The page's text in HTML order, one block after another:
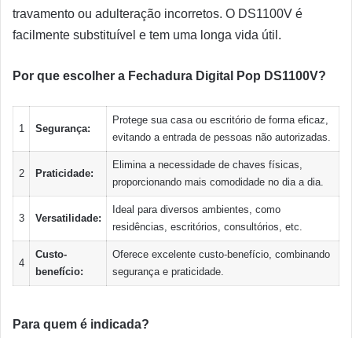
travamento ou adulteração incorretos. O DS1100V é
facilmente substituível e tem uma longa vida útil.
Por que escolher a Fechadura Digital Pop DS1100V?
1 Segurança:
Protege sua casa ou escritório de forma eficaz,
evitando a entrada de pessoas não autorizadas.
2 Praticidade:
Elimina a necessidade de chaves físicas,
proporcionando mais comodidade no dia a dia.
3 Versatilidade:
Ideal para diversos ambientes, como
residências, escritórios, consultórios, etc.
4
Custo-
benefício:
Oferece excelente custo-benefício, combinando
segurança e praticidade.
Para quem é indicada?